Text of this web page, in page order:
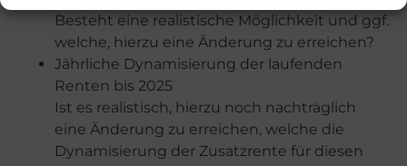
Besteht eine realistische Möglichkeit und ggf.
welche, hierzu eine Änderung zu erreichen?
Jährliche Dynamisierung der laufenden
Renten bis 2025
Ist es realistisch, hierzu noch nachträglich
eine Änderung zu erreichen, welche die
Dynamisierung der Zusatzrente für diesen